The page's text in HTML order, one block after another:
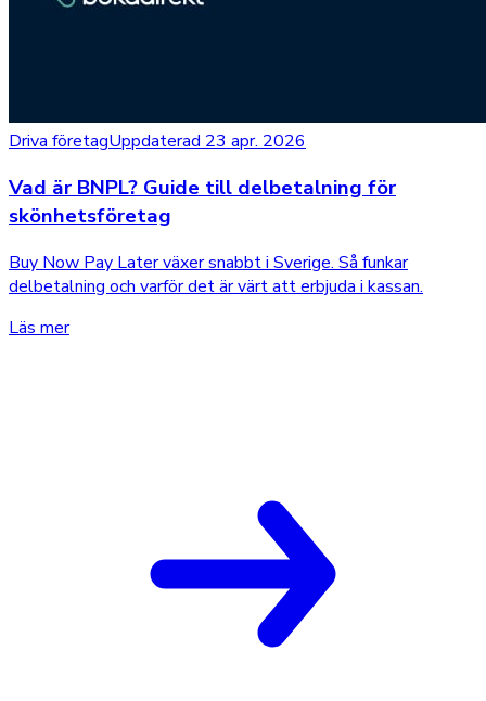
Driva företagUppdaterad 23 apr. 2026
Vad är BNPL? Guide till delbetalning för
skönhetsföretag
Buy Now Pay Later växer snabbt i Sverige. Så funkar
delbetalning och varför det är värt att erbjuda i kassan.
Läs mer